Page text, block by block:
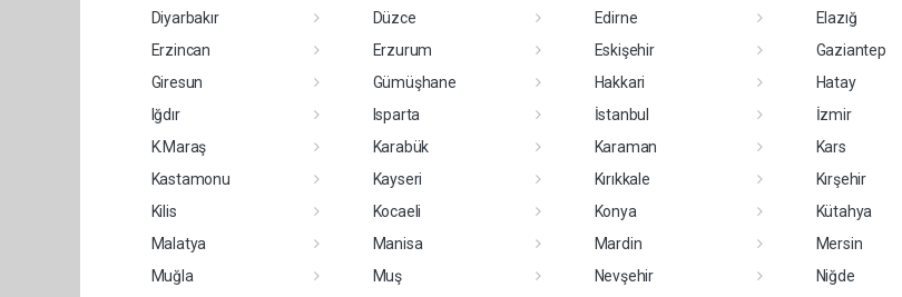
Diyarbakır
Düzce Edirne
Elazığ
Erzincan
Erzurum Eskişehir
Gaziantep
Giresun
Gümüşhane Hakkari
Hatay
Iğdır
Isparta İstanbul
İzmir
K.Maraş
Karabük Karaman
Kars
Kastamonu
Kayseri Kırıkkale
Kırşehir
Kilis
Kocaeli Konya
Kütahya
Malatya
Manisa Mardin
Mersin
Muğla
Muş Nevşehir
Niğde